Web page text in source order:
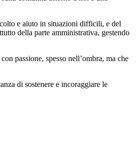
e aiuto in situazioni difficili, e del
della parte amministrativa, gestendo
passione, spesso nell’ombra, ma che
di sostenere e incoraggiare le